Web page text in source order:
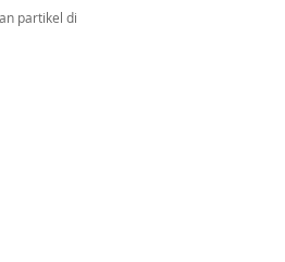
partikel di